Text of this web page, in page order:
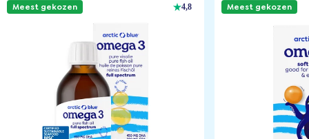
Meest gekozen 4,8 Meest gekozen